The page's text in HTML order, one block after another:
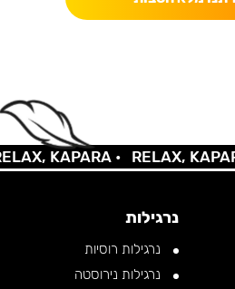
KAPARA • RELAX, KAPARA
נרגילות
נרגילות רוסיות
נרגילות נירוסטה